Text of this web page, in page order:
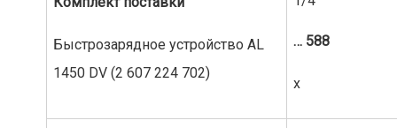
Быстрозарядное устройство AL
1450 DV (2 607 224 702)
… 588
x